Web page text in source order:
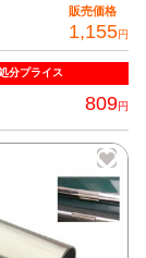
販売価格
1,155円
分プライス
809円